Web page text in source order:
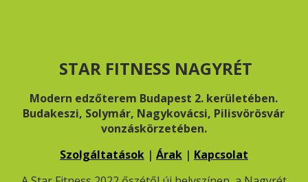
STAR FITNESS NAGYRÉT
Modern edzőterem Budapest 2. kerületében.
Budakeszi, Solymár, Nagykovácsi, Pilisvörösvár
vonzáskörzetében.
Szolgáltatások| Árak| Kapcsolat